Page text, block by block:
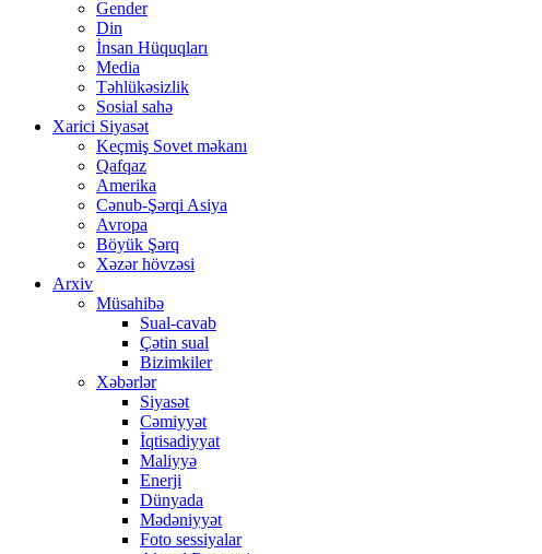
Gender
Din
İnsan Hüquqları
Media
Təhlükəsizlik
Sosial sahə
Xarici Siyasət
Keçmiş Sovet məkanı
Qafqaz
Amerika
Cənub-Şərqi Asiya
Avropa
Böyük Şərq
Xəzər hövzəsi
Arxiv
Müsahibə
Sual-cavab
Çətin sual
Bizimkiler
Xəbərlər
Siyasət
Cəmiyyət
İqtisadiyyat
Maliyyə
Enerji
Dünyada
Mədəniyyət
Foto sessiyalar